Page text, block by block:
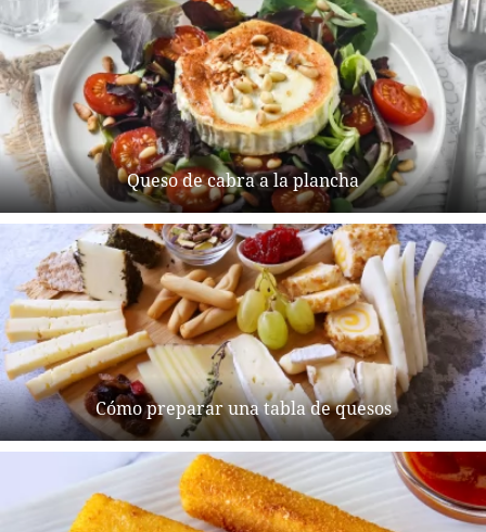
Queso de cabra a la plancha
Cómo preparar una tabla de quesos